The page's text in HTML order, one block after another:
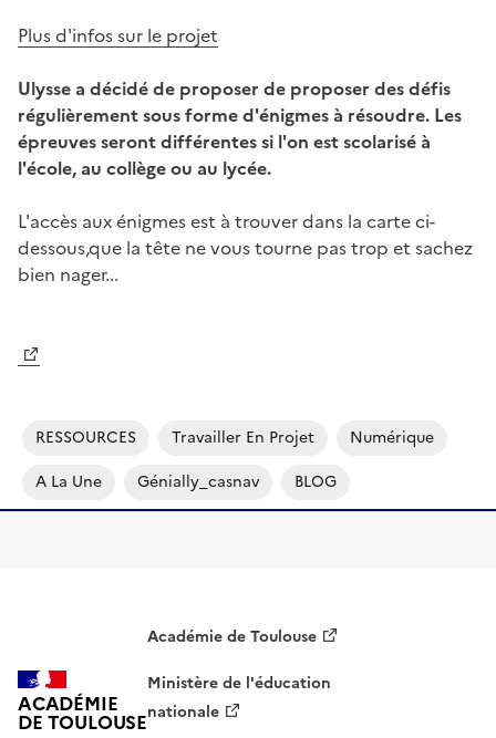
Plus d'infos sur le projet
Ulysse a décidé de proposer de proposer des défis
régulièrement sous forme d'énigmes à résoudre. Les
épreuves seront différentes si l'on est scolarisé à
l'école, au collège ou au lycée.
L'accès aux énigmes est à trouver dans la carte ci-
dessous,que la tête ne vous tourne pas trop et sachez
bien nager...
RESSOURCES Travailler En Projet
Numérique
A La Une
Génially_casnav BLOG
ACADÉMIE
DE TOULOUSE
Académie de Toulouse
Ministère de l'éducation
nationale